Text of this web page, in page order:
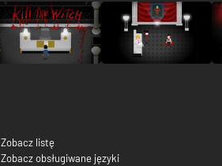
Zobacz listę
Zobacz obsługiwane języki